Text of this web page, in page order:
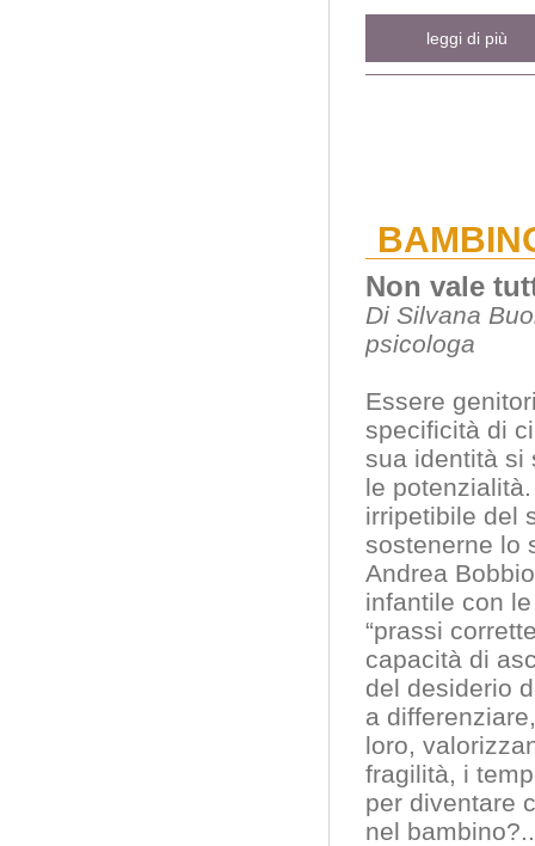
leggi di più
Non vale
Di Silvana
psicologa
Essere
specificità di
sua identità si
le
irripetibile del
sostenerne lo
Andrea
infantile con
“prassi
capacità di
del desiderio
a
loro,
fragilità, i
per diventare
nel bambino?